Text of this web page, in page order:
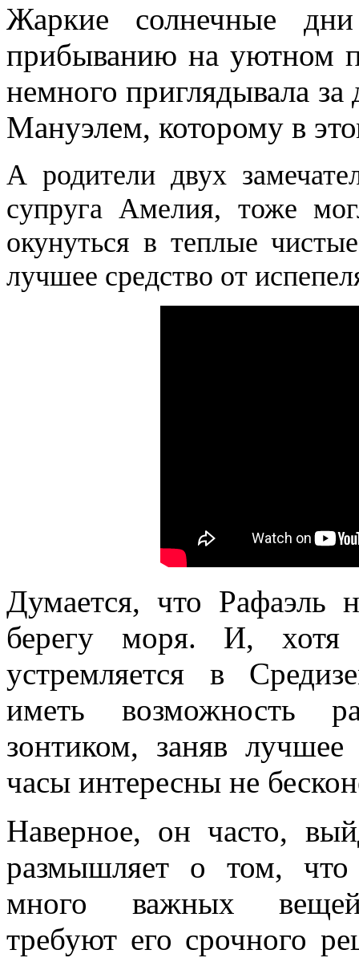
Жаркие солнечные
прибыванию на уютном
немного приглядывала
Мануэлем, которому в
А родители двух
супруга Амелия, тоже
окунуться в теплые
лучшее средство от
Думается, что Рафаэль
берегу моря. И, хотя
устремляется в
иметь возможность
зонтиком, заняв
часы интересны не
Наверное, он часто,
размышляет о том, что
много важных
требуют его срочного